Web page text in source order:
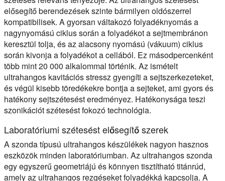
elősegítő berendezések szinte bármilyen oldószerrel
kompatibilisek. A gyorsan váltakozó folyadéknyomás a
nagynyomású ciklus során a folyadékot a sejtmembránon
keresztül tolja, és az alacsony nyomású (vákuum) ciklus
során kivonja a folyadékot a cellából. Ez másodpercenként
több mint 20 000 alkalommal történik. Az ismételt
ultrahangos kavitációs stressz gyengíti a sejtszerkezeteket,
és végül kisebb töredékekre bontja a sejteket, ami gyors és
hatékony sejtszétesést eredményez. Hatékonysága teszi
szonikációt szétesést fokozó technológia.
Laboratóriumi szétesést elősegítő szerek
A szonda típusú ultrahangos készülékek nagyon hasznos
eszközök minden laboratóriumban. Az ultrahangos szonda
egy egyszerű geometriájú és könnyen tisztítható titánrúd,
amely az ultrahangos rezgéseket folyadékká kapcsolja. A